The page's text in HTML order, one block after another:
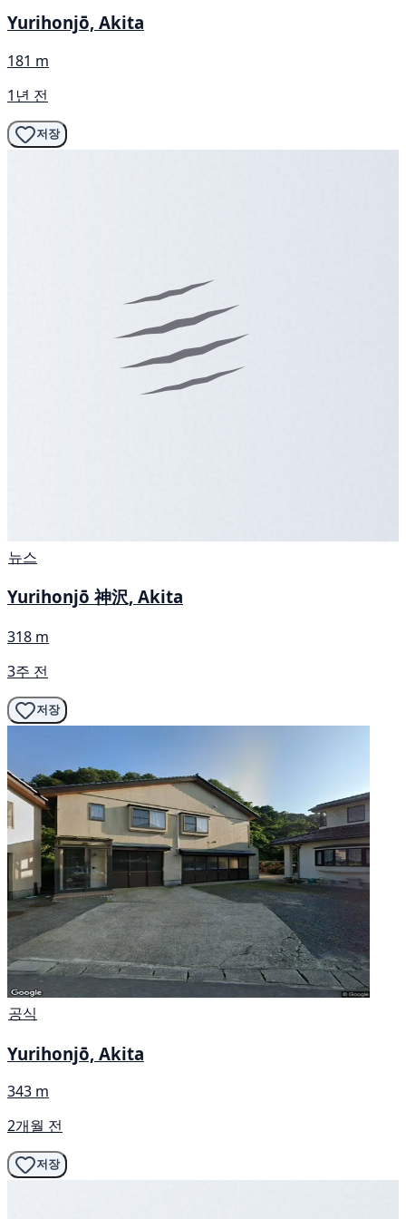
Yurihonjō, Akita
181 m
1년 전
저장
뉴스
Yurihonjō 神沢, Akita
318 m
3주 전
저장
공식
Yurihonjō, Akita
343 m
2개월 전
저장